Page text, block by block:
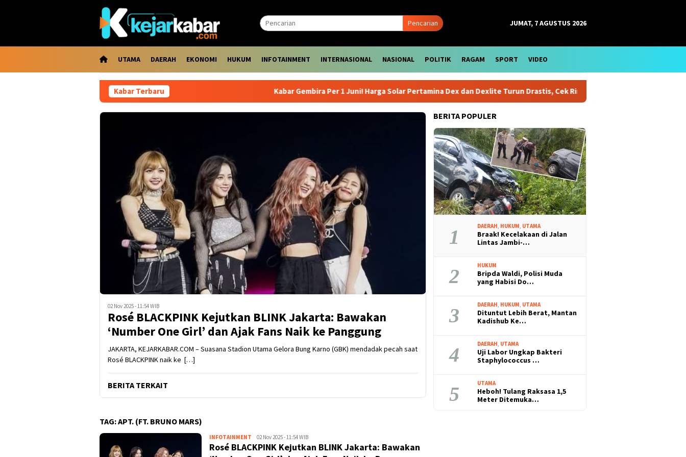
Pencarian JUMAT, 7 AGUSTUS 2026
UTAMA DAERAH EKONOMI HUKUM INFOTAINMENT INTERNASIONAL NASIONAL POLITIK RAGAM SPORT VIDEO
Kabar Terbaru Kabar Gembira Per 1 Juni! Harga Solar Pertamina Dex dan Dexlite Turun Drastis, Cek Rinciannya
02 Nov 2025 - 11:54 WIB
Rosé BLACKPINK Kejutkan BLINK Jakarta: Bawakan
‘Number One Girl’ dan Ajak Fans Naik ke Panggung
JAKARTA, KEJARKABAR.COM – Suasana Stadion Utama Gelora Bung Karno (GBK) mendadak pecah saat
Rosé BLACKPINK naik ke […]
BERITA TERKAIT
TAG:APT. (FT. BRUNO MARS)
INFOTAINMENT Kejar
Kabar
02 Nov 2025 - 11:54 WIB
Rosé BLACKPINK Kejutkan BLINK Jakarta: Bawakan
BERITA POPULER
1 DAERAH HUKUM UTAMA
Braak! Kecelakaan di Jalan
Lintas Jambi-…
2 HUKUM
Bripda Waldi, Polisi Muda
yang Habisi Do…
3 DAERAH HUKUM UTAMA
Dituntut Lebih Berat, Mantan
Kadishub Ke…
4 DAERAH UTAMA
Uji Labor Ungkap Bakteri
Staphylococcus …
5 UTAMA
Heboh! Tulang Raksasa 1,5
Meter Ditemuka…